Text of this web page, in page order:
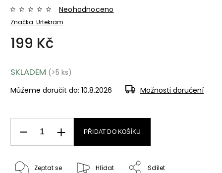
Značka: Urtekram
Neohodnoceno
199 Kč
SKLADEM (>5 ks)
Můžeme doručit do: 10.8.2026 Možnosti doručení
PŘIDAT DO KOŠÍKU
Zeptat se Hlídat Sdílet